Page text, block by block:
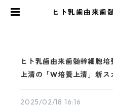
ヒト乳歯由来歯
ヒト乳歯由来歯髄幹細胞
上清の「W培養上清」新
2025/02/18 16:16